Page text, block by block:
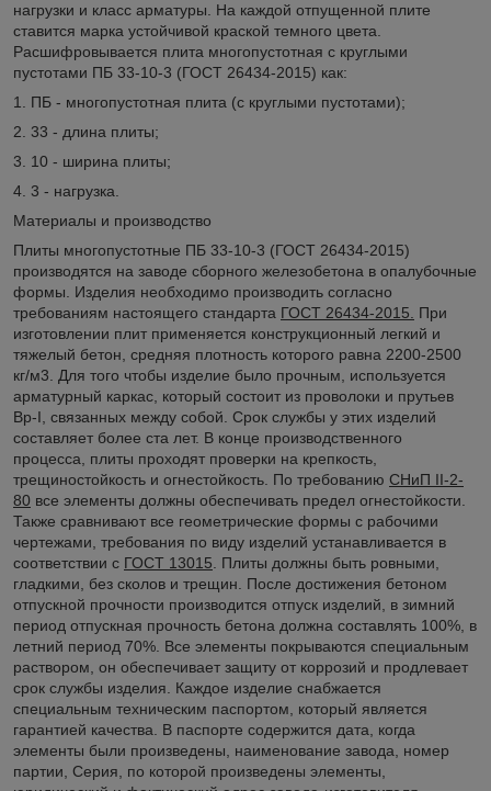
нагрузки и класс арматуры. На каждой отпущенной плите
ставится марка устойчивой краской темного цвета.
Расшифровывается плита многопустотная с круглыми
пустотами ПБ 33-10-3 (ГОСТ 26434-2015) как:
1. ПБ - многопустотная плита (с круглыми пустотами);
2. 33 - длина плиты;
3. 10 - ширина плиты;
4. 3 - нагрузка.
Материалы и производство
Плиты многопустотные ПБ 33-10-3 (ГОСТ 26434-2015)
производятся на заводе сборного железобетона в опалубочные
формы. Изделия необходимо производить согласно
требованиям настоящего стандарта ГОСТ 26434-2015. При
изготовлении плит применяется конструкционный легкий и
тяжелый бетон, средняя плотность которого равна 2200-2500
кг/м3. Для того чтобы изделие было прочным, используется
арматурный каркас, который состоит из проволоки и прутьев
Вр-I, связанных между собой. Срок службы у этих изделий
составляет более ста лет. В конце производственного
процесса, плиты проходят проверки на крепкость,
трещиностойкость и огнестойкость. По требованию СНиП II-2-
80 все элементы должны обеспечивать предел огнестойкости.
Также сравнивают все геометрические формы с рабочими
чертежами, требования по виду изделий устанавливается в
соответствии с ГОСТ 13015. Плиты должны быть ровными,
гладкими, без сколов и трещин. После достижения бетоном
отпускной прочности производится отпуск изделий, в зимний
период отпускная прочность бетона должна составлять 100%, в
летний период 70%. Все элементы покрываются специальным
раствором, он обеспечивает защиту от коррозий и продлевает
срок службы изделия. Каждое изделие снабжается
специальным техническим паспортом, который является
гарантией качества. В паспорте содержится дата, когда
элементы были произведены, наименование завода, номер
партии, Серия, по которой произведены элементы,